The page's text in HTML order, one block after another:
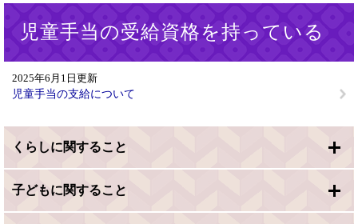
児童手当の受給資格を持っている
2025年6月1日更新
児童手当の支給について
くらしに関すること
子どもに関すること